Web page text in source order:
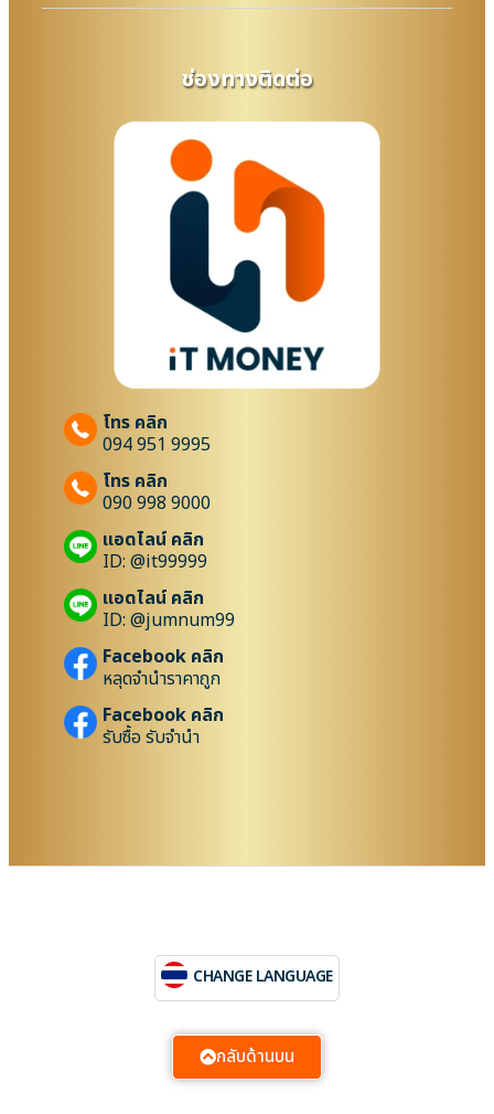
ช่องทางติดต่อ
โทร คลิก
094 951 9995
โทร คลิก
090 998 9000
แอดไลน์ คลิก
ID: @it99999
แอดไลน์ คลิก
ID: @jumnum99
Facebook คลิก
หลุดจำนำราคาถูก
Facebook คลิก
รับซื้อ รับจำนำ
CHANGE LANGUAGE
กลับด้านบน